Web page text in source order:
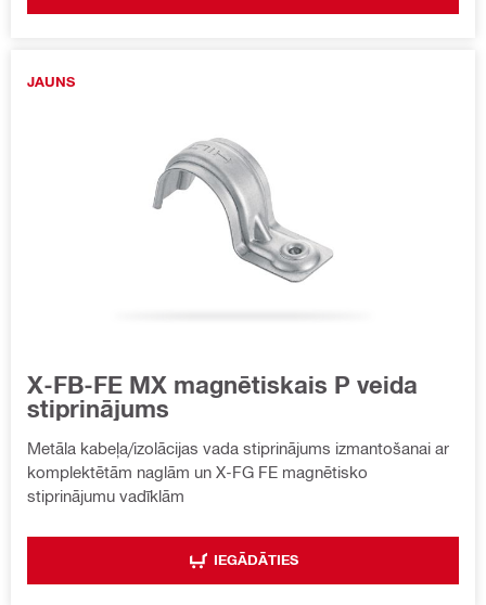
JAUNS
X-FB-FE MX magnētiskais P veida
stiprinājums
Metāla kabeļa/izolācijas vada stiprinājums izmantošanai ar
komplektētām naglām un X-FG FE magnētisko
stiprinājumu vadīklām
IEGĀDĀTIES